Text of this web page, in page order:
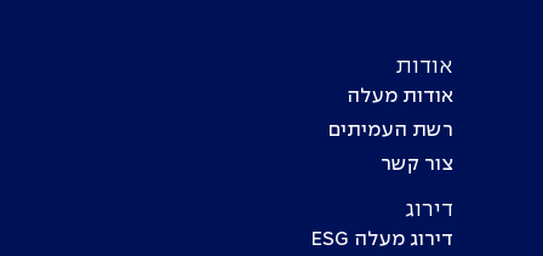
אודות
אודות מעלה
רשת העמיתים
צור קשר
דירוג
דירוג מעלה ESG